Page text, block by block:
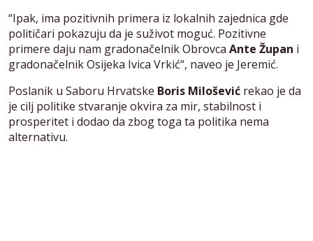
“Ipak, ima pozitivnih primera iz lokalnih zajednica gde
političari pokazuju da je suživot moguć. Pozitivne
primere daju nam gradonačelnik Obrovca Ante Župan i
gradonačelnik Osijeka Ivica Vrkić“, naveo je Jeremić.
Poslanik u Saboru Hrvatske Boris Milošević rekao je da
je cilj politike stvaranje okvira za mir, stabilnost i
prosperitet i dodao da zbog toga ta politika nema
alternativu.